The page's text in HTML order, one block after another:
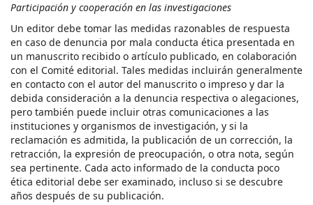
Participación y cooperación en las investigaciones
Un editor debe tomar las medidas razonables de respuesta
en caso de denuncia por mala conducta ética presentada en
un manuscrito recibido o artículo publicado, en colaboración
con el Comité editorial. Tales medidas incluirán generalmente
en contacto con el autor del manuscrito o impreso y dar la
debida consideración a la denuncia respectiva o alegaciones,
pero también puede incluir otras comunicaciones a las
instituciones y organismos de investigación, y si la
reclamación es admitida, la publicación de un corrección, la
retracción, la expresión de preocupación, o otra nota, según
sea pertinente. Cada acto informado de la conducta poco
ética editorial debe ser examinado, incluso si se descubre
años después de su publicación.